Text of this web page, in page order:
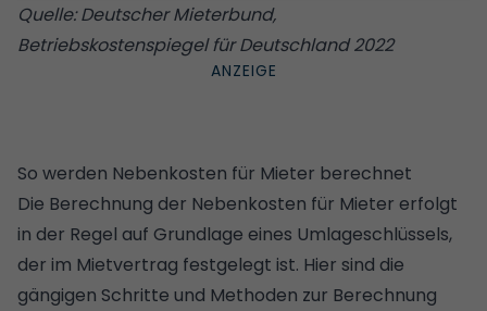
Quelle: Deutscher Mieterbund,
Betriebskostenspiegel für Deutschland 2022
So werden Nebenkosten für Mieter berechnet
Die Berechnung der Nebenkosten für Mieter erfolgt
in der Regel auf Grundlage eines Umlageschlüssels,
der im Mietvertrag festgelegt ist. Hier sind die
gängigen Schritte und Methoden zur Berechnung